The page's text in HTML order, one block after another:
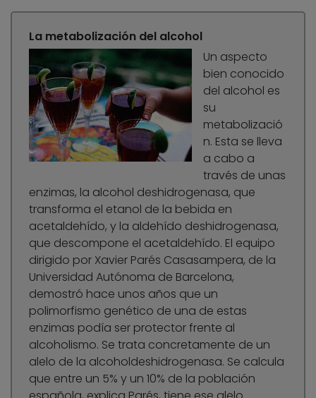
La metabolización del alcohol
Un aspecto
bien conocido
del alcohol es
su
metabolizació
n. Esta se lleva
a cabo a
través de unas
enzimas, la alcohol deshidrogenasa, que
transforma el etanol de la bebida en
acetaldehído, y la aldehído deshidrogenasa,
que descompone el acetaldehído. El equipo
dirigido por Xavier Parés Casasampera, de la
Universidad Autónoma de Barcelona,
demostró hace unos años que un
polimorfismo genético de una de estas
enzimas podía ser protector frente al
alcoholismo. Se trata concretamente de un
alelo de la alcoholdeshidrogenasa. Se calcula
que entre un 5% y un 10% de la población